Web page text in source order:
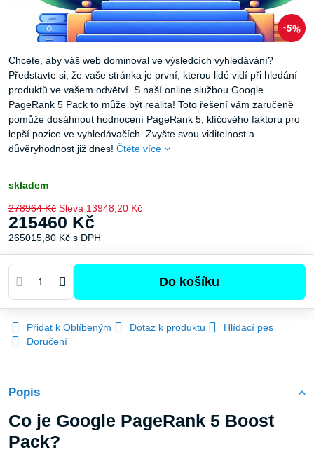
5%
Chcete, aby váš web dominoval ve výsledcích vyhledávání?
Představte si, že vaše stránka je první, kterou lidé vidí při hledání
produktů ve vašem odvětví. S naší online službou Google
PageRank 5 Pack to může být realita! Toto řešení vám zaručeně
pomůže dosáhnout hodnocení PageRank 5, klíčového faktoru pro
lepší pozice ve vyhledávačích. Zvyšte svou viditelnost a
důvěryhodnost již dnes! Čtěte více
skladem
278964 Kč Sleva 13948,20 Kč
215460 Kč
265015,80 Kč s DPH
Do košíku
Přidat k Oblíbeným Dotaz k produktu
Hlídací pes
Doručení
Popis
Co je Google PageRank 5 Boost
Pack?